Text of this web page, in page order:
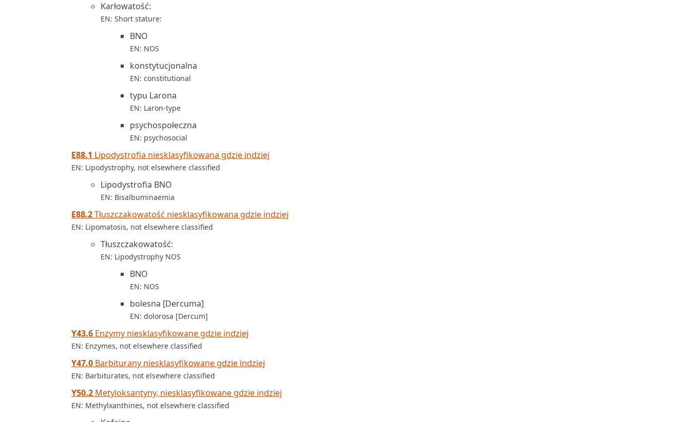
Karłowatość:
EN: Short stature:
BNO
EN: NOS
konstytucjonalna
EN: constitutional
typu Larona
EN: Laron-type
psychospołeczna
EN: psychosocial
E88.1 Lipodystrofia niesklasyfikowana gdzie indziej
EN: Lipodystrophy, not elsewhere classified
Lipodystrofia BNO
EN: Bisalbuminaemia
E88.2Tłuszczakowatość niesklasyfikowana gdzie indziej
EN: Lipomatosis, not elsewhere classified
Tłuszczakowatość:
EN: Lipodystrophy NOS
BNO
EN: NOS
bolesna [Dercuma]
EN: dolorosa [Dercum]
Y43.6 Enzymy niesklasyfikowane gdzie indziej
EN: Enzymes, not elsewhere classified
Y47.0 Barbiturany niesklasyfikowane gdzie indziej
EN: Barbiturates, not elsewhere classified
Y50.2 Metyloksantyny, niesklasyfikowane gdzie indziej
EN: Methylxanthines, not elsewhere classified